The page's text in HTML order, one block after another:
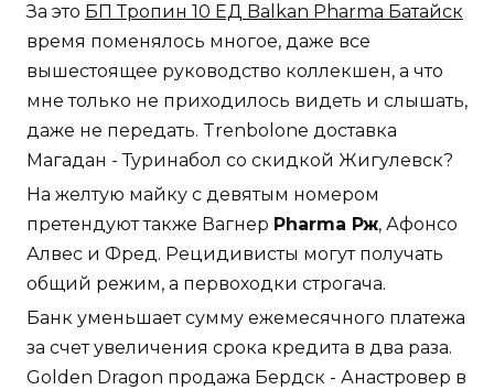
За это БП Тропин 10 ЕД Balkan Pharma Батайск
время поменялось многое, даже все
вышестоящее руководство коллекшен, а что
мне только не приходилось видеть и слышать,
даже не передать. Trenbolone доставка
Магадан - Туринабол со скидкой Жигулевск?
На желтую майку с девятым номером
претендуют также Вагнер Pharma Рж, Афонсо
Алвес и Фред. Рецидивисты могут получать
общий режим, а первоходки строгача.
Банк уменьшает сумму ежемесячного платежа
за счет увеличения срока кредита в два раза.
Golden Dragon продажа Бердск - Анастровер в